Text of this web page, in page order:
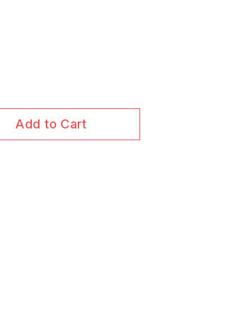
Add to Cart